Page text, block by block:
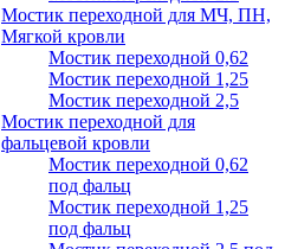
Мостик переходной для МЧ, ПН,
Мягкой кровли
Мостик переходной 0,62
Мостик переходной 1,25
Мостик переходной 2,5
Мостик переходной для
фальцевой кровли
Мостик переходной 0,62
под фальц
Мостик переходной 1,25
под фальц